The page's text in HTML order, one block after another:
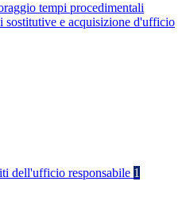
tempi procedimentali
sostitutive e acquisizione d'ufficio
dell'ufficio responsabile 1